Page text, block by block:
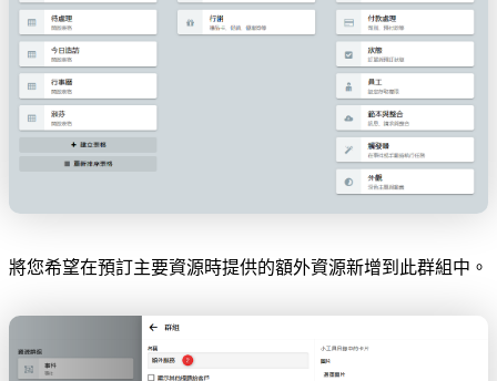
將您希望在預訂主要資源時提供的額外資源新增到此群組中。